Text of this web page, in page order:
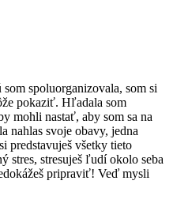
spoluorganizovala, som si
pokaziť. Hľadala som
mohli nastať, aby som sa na
nahlas svoje obavy, jedna
predstavuješ všetky tieto
stres, stresuješ ľudí okolo seba
pripraviť! Veď mysli